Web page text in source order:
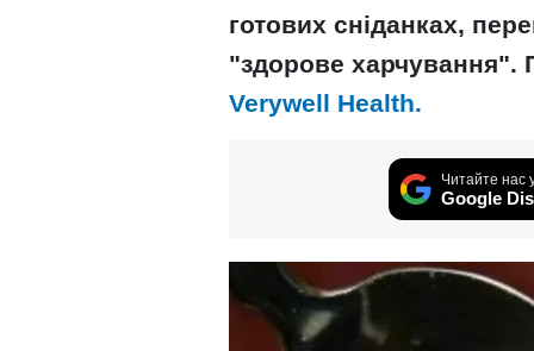
готових сніданках,
"здорове харчування".
Verywell Health.
Читайте нас
Google